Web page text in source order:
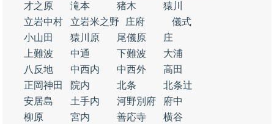
才之原
滝本 猪木
猿川
立岩中村
立岩米之野 庄府
儀式
小山田
猿川原 尾儀原
庄
上難波
中通 下難波
大浦
八反地
中西内 中西外
高田
正岡神田
院内 北条
北条辻
安居島
土手内 河野別府
府中
柳原
宮内 善応寺
横谷